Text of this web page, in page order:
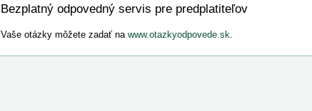
Bezplatný odpovedný servis pre predplatiteľov
Vaše otázky môžete zadať na www.otazkyodpovede.sk.